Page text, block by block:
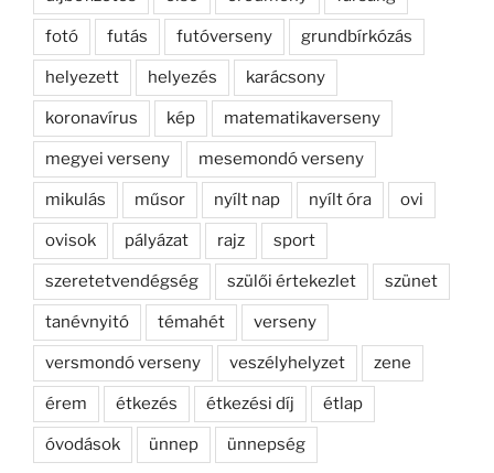
fotó futás futóverseny grundbírkózás
helyezett helyezés karácsony
koronavírus kép matematikaverseny
megyei verseny mesemondó verseny
mikulás műsor nyílt nap nyílt óra ovi
ovisok pályázat rajz sport
szeretetvendégség szülői értekezlet szünet
tanévnyitó témahét verseny
versmondó verseny veszélyhelyzet zene
érem étkezés étkezési díj étlap
óvodások ünnep ünnepség